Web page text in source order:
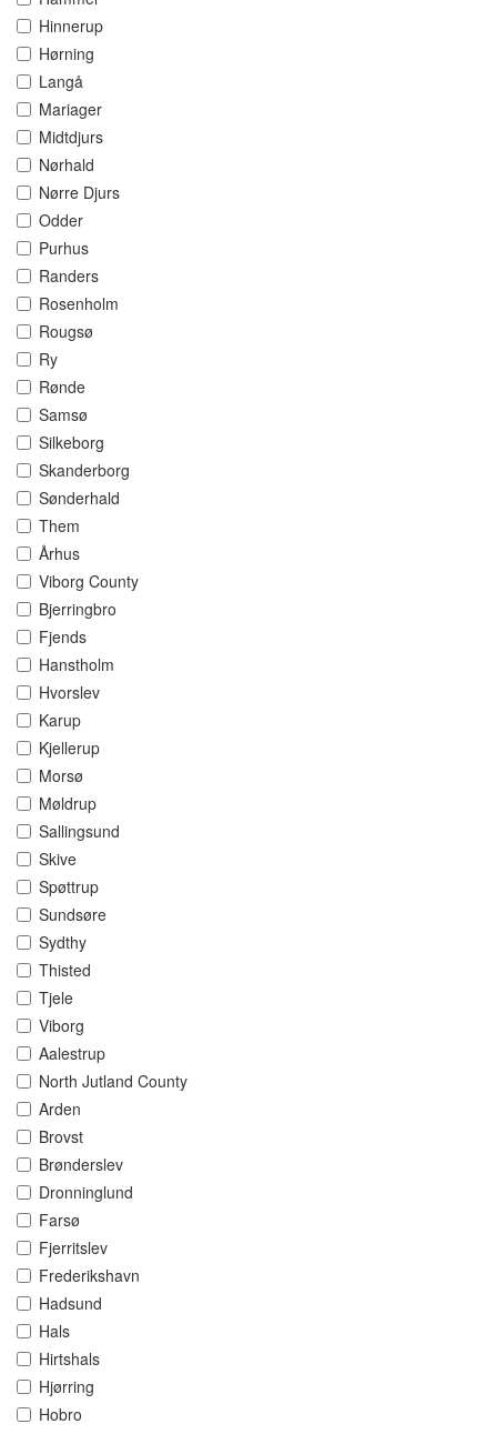
Hinnerup
Hørning
Langå
Mariager
Midtdjurs
Nørhald
Nørre Djurs
Odder
Purhus
Randers
Rosenholm
Rougsø
Ry
Rønde
Samsø
Silkeborg
Skanderborg
Sønderhald
Them
Århus
Viborg County
Bjerringbro
Fjends
Hanstholm
Hvorslev
Karup
Kjellerup
Morsø
Møldrup
Sallingsund
Skive
Spøttrup
Sundsøre
Sydthy
Thisted
Tjele
Viborg
Aalestrup
North Jutland County
Arden
Brovst
Brønderslev
Dronninglund
Farsø
Fjerritslev
Frederikshavn
Hadsund
Hals
Hirtshals
Hjørring
Hobro